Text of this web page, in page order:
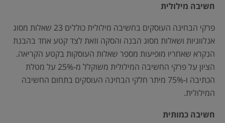
חשיבה מילולית
פרקי הבחינה העוסקים בחשיבה מילולית כוללים 23 שאלות מסוג
אנלווגיות ושאלות מסוג הבנה והסקה וזאת לצד קטע אחד בהבנת
הנקרא שאחריו מופיעות מספר שאלות העוסקות בקטע הקריאה.
הציון על פרקי החשיבה המילולית משוקלל מ-25% על מטלת
הכתיבה ו-75% מיתר חלקי הבחינה העוסקים בתחום החשיבה
המילולית.
חשיבה כמותית